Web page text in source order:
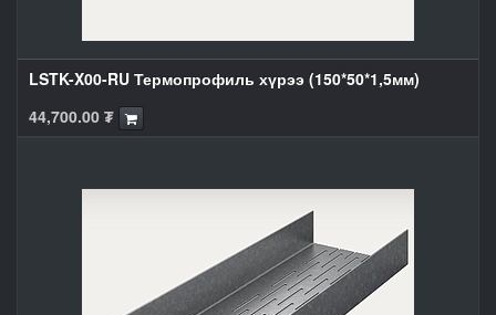
LSTK-X00-RU Термопрофиль хүрээ (150*50*1,5мм)
44,700.00 ₮